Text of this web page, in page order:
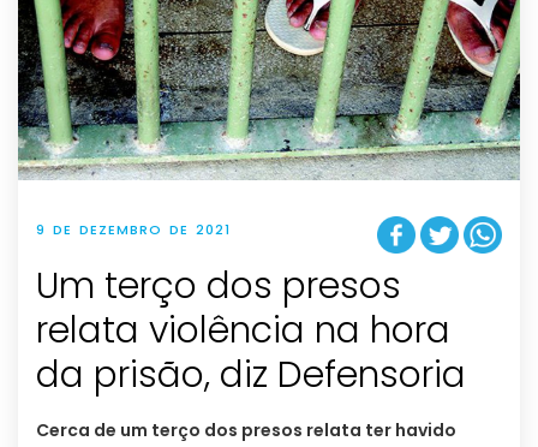
9 DE DEZEMBRO DE 2021
Um terço dos presos
relata violência na hora
da prisão, diz Defensoria
Cerca de um terço dos presos relata ter havido